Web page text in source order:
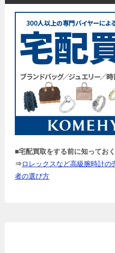
■宅配買取をする前に知ってお
⇒ロレックスなど高級腕時計
者の選び方